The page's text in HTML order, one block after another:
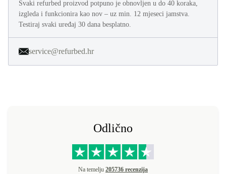
Svaki refurbed proizvod potpuno je obnovljen u do 40 koraka,
izgleda i funkcionira kao nov – uz min. 12 mjeseci jamstva.
Testiraj svaki uređaj 30 dana besplatno.
service@refurbed.hr
Odlično
Na temelju 205736 recenzija